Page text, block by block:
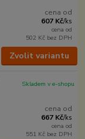
cena od
607 Kč/ks
cena od
502 Kč bez DPH
Zvolit variantu
cena od
667 Kč/ks
cena od
551 Kč bez DPH
Skladem v e-shopu